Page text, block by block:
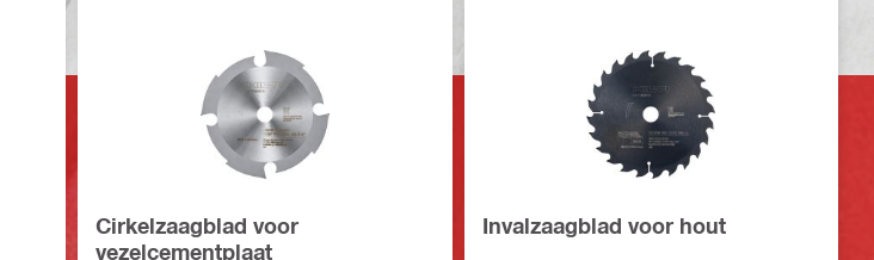
Cirkelzaagblad voor
vezelcementplaat
Invalzaagblad voor hout